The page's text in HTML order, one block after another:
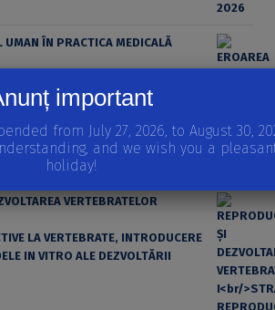
UMAN ÎN PRACTICA MEDICALĂ
VERTEBRATELOR
LA VERTEBRATE, INTRODUCERE
IN VITRO ALE DEZVOLTĂRII
important
from July 27, 2026, to August 30,
and we wish you a
holiday!